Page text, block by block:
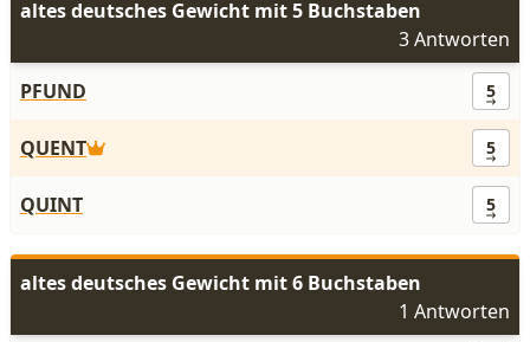
altes deutsches Gewicht mit 5 Buchstaben
3 Antworten
PFUND
5
QUENT 5
QUINT 5
altes deutsches Gewicht mit 6 Buchstaben
1 Antworten